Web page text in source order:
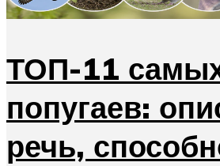
ТОП-11
попугаев:
речь,